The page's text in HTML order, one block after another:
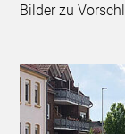
Bilder zu